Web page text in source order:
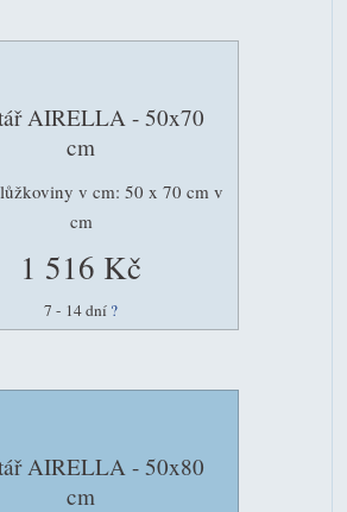
AIRELLA - 50x70
cm
v cm: 50 x 70 cm v
cm
1 516 Kč
7 - 14 dní ?
AIRELLA - 50x80
cm